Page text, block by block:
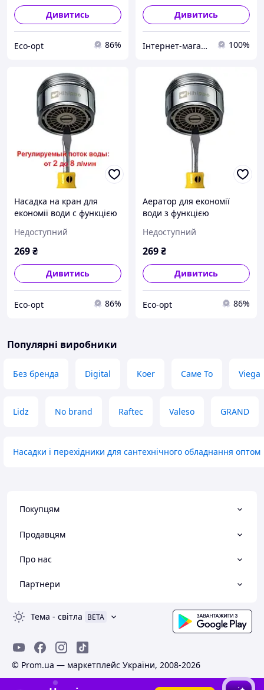
Дивитись
Eco-opt 86%
Дивитись
Інтернет-магазин АРКАД - Водозберігаючі технології 100%
Насадка на кран для
економії води c функцією
л/хв) Hihippo HP-1055
Недоступний
269₴
Дивитись
Eco-opt 86%
Аератор для економії
води з функцією
л/хв) Hihippo HP-1055
Недоступний
269₴
Дивитись
Eco-opt 86%
Популярні виробники
Без бренда Digital Koer Саме То Viega
Lidz No brand Raftec Valeso GRAND
Насадки і перехідники для сантехнічного обладнання оптом
Покупцям
Продавцям
Про нас
Партнери
Тема - світла BETA
© Prom.ua — маркетплейс України, 2008-2026